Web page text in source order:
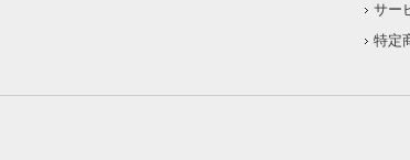
サー
特定